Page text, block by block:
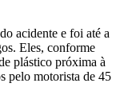
acidente e foi até a
Eles, conforme
plástico próxima à
pelo motorista de 45